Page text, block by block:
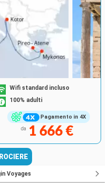
Pagamento in 4X
Wifi standard incluso
100% adulti
da 1 666 €
Voyages